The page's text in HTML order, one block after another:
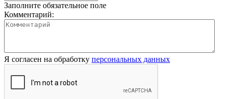
Заполните обязательное поле
Комментарий:
Я согласен на обработку персональных данных